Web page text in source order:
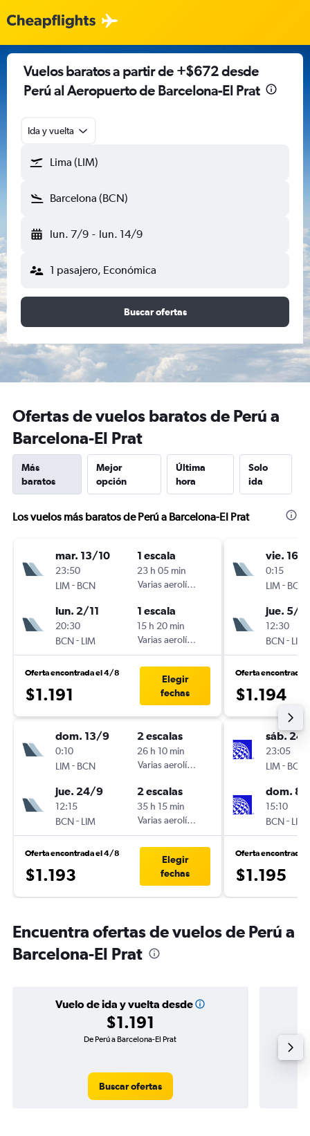
Vuelos baratos a partir de +$672 desde
Perú al Aeropuerto de Barcelona-El Prat
Ida y vuelta
Lima (LIM)
Barcelona (BCN)
lun. 7/9 - lun. 14/9
1 pasajero, Económica
Buscar ofertas
Ofertas de vuelos baratos de Perú a
Barcelona-El Prat
Más
baratos
Mejor
opción
Última
hora
Solo
ida
Los vuelos más baratos de Perú a Barcelona-El Prat
mar. 13/10
23:50
LIM- BCN
1 escala
23 h 05 min
Varias aerolíneas
lun. 2/11
20:30
BCN- LIM
1 escala
15 h 20 min
Varias aerolíneas
Oferta encontrada el 4/8
$1.191
Elegir
fechas
dom. 13/9
0:10
LIM- BCN
2 escalas
26 h 10 min
Varias aerolíneas
jue. 24/9
12:15
BCN- LIM
2 escalas
35 h 15 min
Varias aerolíneas
Oferta encontrada el 4/8
$1.193
Elegir
fechas
vie. 16/
0:15
LIM- BCN
jue. 5/11
12:30
BCN- LIM
Oferta encontrada
$1.194
sáb.
23:05
LIM- BCN
dom. 8/
15:10
BCN- LIM
Oferta encontrada
$1.195
Encuentra ofertas de vuelos de Perú a
Barcelona-El Prat
Vuelo de ida y vuelta desde
$1.191
De Perú a Barcelona-El Prat
Buscar ofertas